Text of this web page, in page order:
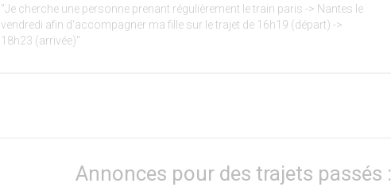
"Je cherche une personne prenant régulièrement le train paris -> Nantes le
vendredi afin d'accompagner ma fille sur le trajet de 16h19 (départ) ->
18h23 (arrivée)"
Annonces pour des trajets passés :